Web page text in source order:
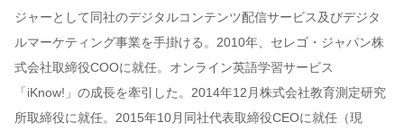
ジャーとして同社のデジタルコンテンツ配信サービス及びデジタ
ルマーケティング事業を手掛ける。2010年、セレゴ・ジャパン株
式会社取締役COOに就任。オンライン英語学習サービス
「iKnow!」の成長を牽引した。2014年12月株式会社教育測定研究
所取締役に就任。2015年10月同社代表取締役CEOに就任（現